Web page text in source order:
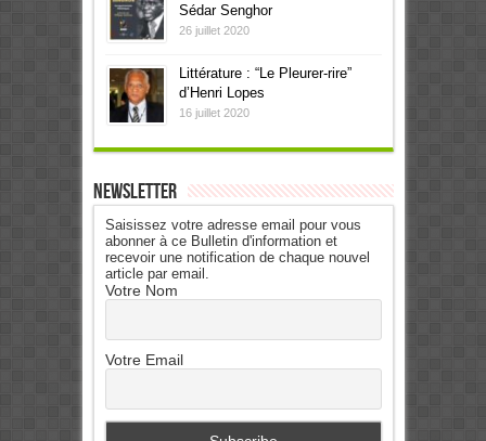
Sédar Senghor
26 juillet 2020
Littérature : “Le Pleurer-rire”
d’Henri Lopes
16 juillet 2020
Newsletter
Saisissez votre adresse email pour vous
abonner à ce Bulletin d'information et
recevoir une notification de chaque nouvel
article par email.
Votre Nom
Votre Email